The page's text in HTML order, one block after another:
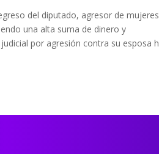
del diputado, agresor de
una alta suma de dinero y
por agresión contra su esposa